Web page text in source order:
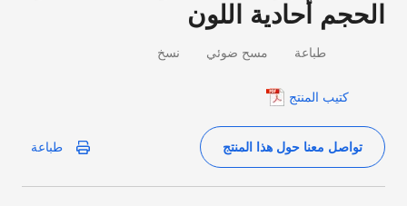
الحجم أحادية اللون
طباعة مسح ضوئي نسخ
كتيب المنتج
تواصل معنا حول هذا المنتج طباعة